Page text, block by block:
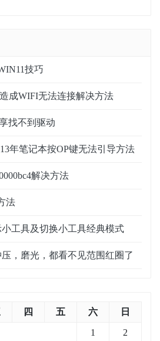
技巧
成WIFI无法连接解决方法
找不到驱动
年笔记本按OP键无法引导方法
解决方法
法
工具及切换小工具经典模式
，磨光，都看不见范围红圈了
四 五 六 日
1 2